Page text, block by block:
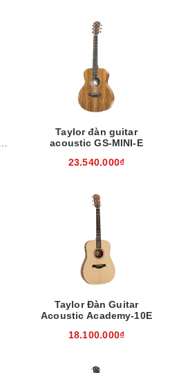
Taylor đàn guitar
acoustic GS-MINI-E
23.540.000₫
Taylor Đàn Guitar
Acoustic Academy-10E
18.100.000₫